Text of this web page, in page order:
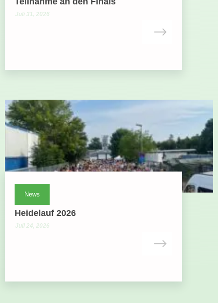
Juli 31, 2026
News
Heidelauf 2026
Juli 24, 2026